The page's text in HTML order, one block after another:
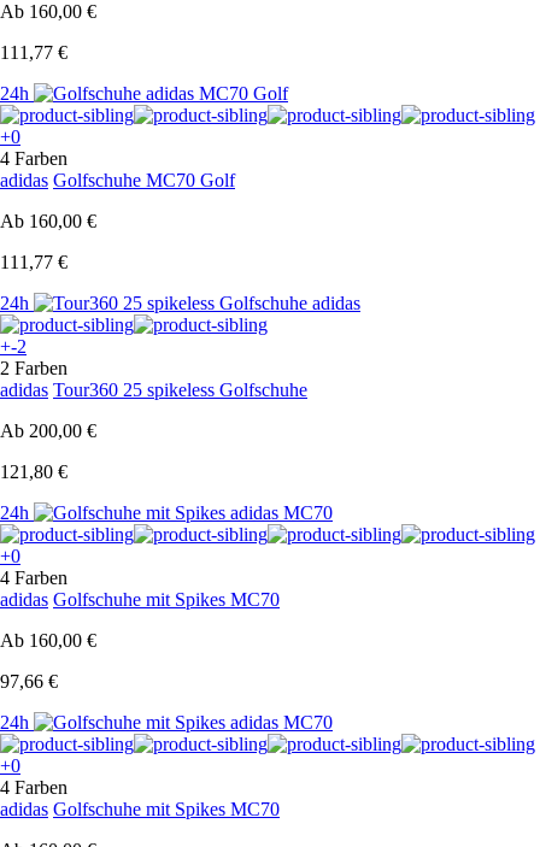
Ab 160,00 €
111,77 €
24h
+0
4 Farben
adidas Golfschuhe MC70 Golf
Ab 160,00 €
111,77 €
24h
+-2
2 Farben
adidas Tour360 25 spikeless Golfschuhe
Ab 200,00 €
121,80 €
24h
+0
4 Farben
adidas Golfschuhe mit Spikes MC70
Ab 160,00 €
97,66 €
24h
+0
4 Farben
adidas Golfschuhe mit Spikes MC70